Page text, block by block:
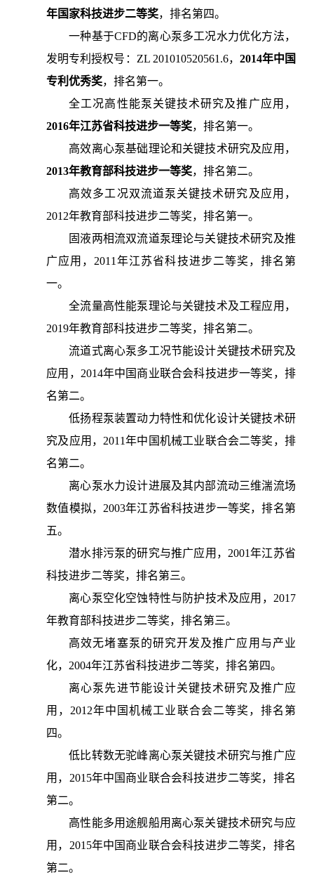
年国家科技进步二等奖，排名第四。
一种基于CFD的离心泵多工况水力优化方法，
发明专利授权号：ZL 201010520561.6， 2014年中国
专利优秀奖，排名第一。
全工况高性能泵关键技术研究及推广应用，
2016年江苏省科技进步一等奖，排名第一。
高效离心泵基础理论和关键技术研究及应用，
2013年教育部科技进步一等奖，排名第二。
高效多工况双流道泵关键技术研究及应用，
2012年教育部科技进步二等奖，排名第一。
固液两相流双流道泵理论与关键技术研究及推
广应用，2011年江苏省科技进步二等奖，排名第
一。
全流量高性能泵理论与关键技术及工程应用，
2019年教育部科技进步二等奖，排名第二。
流道式离心泵多工况节能设计关键技术研究及
应用，2014年中国商业联合会科技进步一等奖，排
名第二。
低扬程泵装置动力特性和优化设计关键技术研
究及应用，2011年中国机械工业联合会二等奖，排
名第二。
离心泵水力设计进展及其内部流动三维湍流场
数值模拟，2003年江苏省科技进步一等奖，排名第
五。
潜水排污泵的研究与推广应用，2001年江苏省
科技进步二等奖，排名第三。
离心泵空化空蚀特性与防护技术及应用，2017
年教育部科技进步二等奖，排名第三。
高效无堵塞泵的研究开发及推广应用与产业
化，2004年江苏省科技进步二等奖，排名第四。
离心泵先进节能设计关键技术研究及推广应
用，2012年中国机械工业联合会二等奖，排名第
四。
低比转数无驼峰离心泵关键技术研究与推广应
用，2015年中国商业联合会科技进步二等奖，排名
第二。
高性能多用途舰船用离心泵关键技术研究与应
用，2015年中国商业联合会科技进步二等奖，排名
第二。